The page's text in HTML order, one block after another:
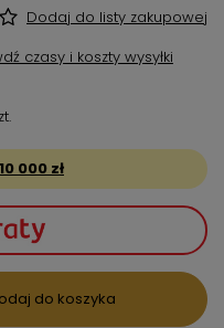
Dodaj do listy zakupowej
czasy i koszty wysyłki
10 000 zł
do koszyka